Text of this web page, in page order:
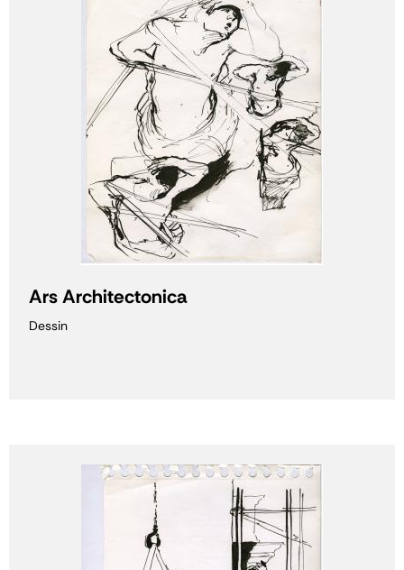
Ars Architectonica
Dessin